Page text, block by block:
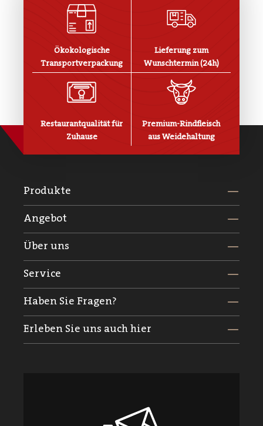
Ökokologische
Transportverpackung
Lieferung zum
Wunschtermin (24h)
Restaurantqualität für
Zuhause
Premium-Rindfleisch
aus Weidehaltung
Produkte
Angebot
Über uns
Service
Haben Sie Fragen?
Erleben Sie uns auch hier